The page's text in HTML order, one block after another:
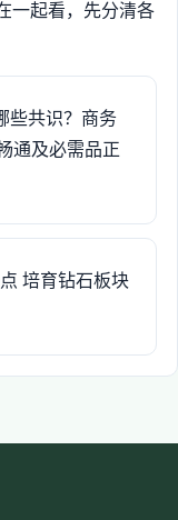
一起看，先分清各
些共识？商务
通及必需品正
培育钻石板块